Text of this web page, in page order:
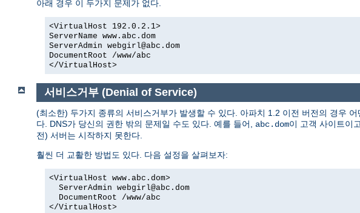
아래 경우 이 두가지 문제가 없다.
<VirtualHost 192.0.2.1>
ServerName www.abc.dom
ServerAdmin webgirl@abc.dom
DocumentRoot /www/abc
</VirtualHost>
서비스거부 (Denial of Service)
(최소한) 두가지 종류의 서비스거부가 발생할 수 있다. 아파치 1.2 이전 버전의 경우
다. DNS가 당신의 권한 밖의 문제일 수도 있다. 예를 들어, abc.dom이 고객 사이트이
전) 서버는 시작하지 못한다.
훨씬 더 교활한 방법도 있다. 다음 설정을 살펴보자:
<VirtualHost www.abc.dom>
ServerAdmin webgirl@abc.dom
DocumentRoot /www/abc
</VirtualHost>